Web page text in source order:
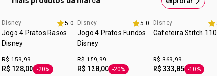
produção de alguns plásticos que pode ser prejudicial
produto. Nunca utilize a função dourar/gratinar do micro-
ondas para potes plásticos.
8.8 avon
Disney 5.0
Jogo 4 Pratos Rasos
Disney
R$ 159,99
R$ 128,00 etiqueta -20%
-20%
8.8 avon
Disney 5.0
Jogo 4 Pratos Fundos
Disney
R$ 159,99
R$ 128,00 etiqueta -20%
-20%
8.8 avon
Disney
Cafeteira Stitch
R$ 369,99
R$ 333,85 etiqueta -
-10%